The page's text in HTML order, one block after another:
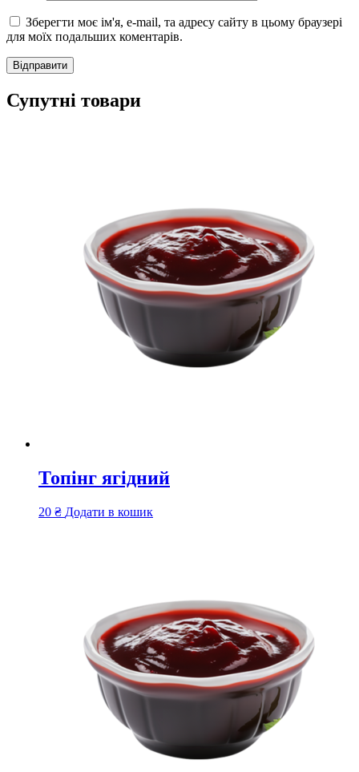
Зберегти моє ім'я, e-mail, та адресу сайту в цьому браузері
для моїх подальших коментарів.
Супутні товари
Топінг ягідний
20 ₴ Додати в кошик